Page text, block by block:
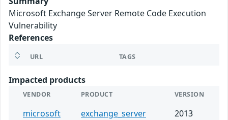
Microsoft Exchange Server Remote Code Execution
Vulnerability
References
URL TAGS
Impacted products
VENDOR PRODUCT VERSION
microsoft exchange_server
2013